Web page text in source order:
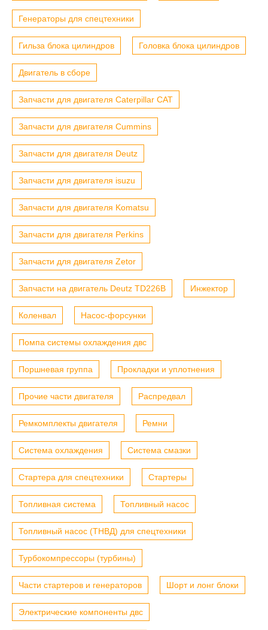
Генераторы для спецтехники
Гильза блока цилиндров Головка блока цилиндров
Двигатель в сборе
Запчасти для двигателя Caterpillar CAT
Запчасти для двигателя Cummins
Запчасти для двигателя Deutz
Запчасти для двигателя isuzu
Запчасти для двигателя Komatsu
Запчасти для двигателя Perkins
Запчасти для двигателя Zetor
Запчасти на двигатель Deutz TD226B Инжектор
Коленвал Насос-форсунки
Помпа системы охлаждения двс
Поршневая группа Прокладки и уплотнения
Прочие части двигателя Распредвал
Ремкомплекты двигателя Ремни
Система охлаждения Система смазки
Стартера для спецтехники Стартеры
Топливная система Топливный насос
Топливный насос (ТНВД) для спецтехники
Турбокомпрессоры (турбины)
Части стартеров и генераторов Шорт и лонг блоки
Электрические компоненты двс